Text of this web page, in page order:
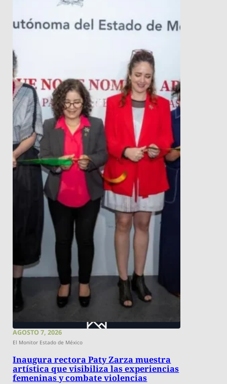
AGOSTO 7, 2026
El Monitor Estado de México
Inaugura rectora Paty Zarza muestra
artística que visibiliza las experiencias
femeninas y combate violencias